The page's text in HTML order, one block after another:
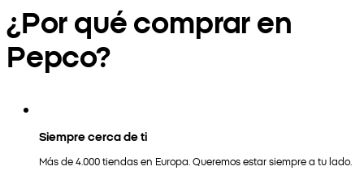
¿Por qué comprar en
Pepco?
Siempre cerca de ti
Más de 4.000 tiendas en Europa. Queremos estar siempre a tu lado.